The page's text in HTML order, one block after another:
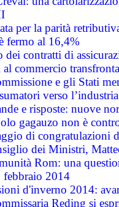
per la parità
fermo al 16,4%
dei contratti di
al commercio
e gli Stati
verso
e risposte: nuove
gagauzo non è
di congratulazioni
dei Ministri,
Rom: una
febbraio 2014
d'inverno 2014:
Reding si